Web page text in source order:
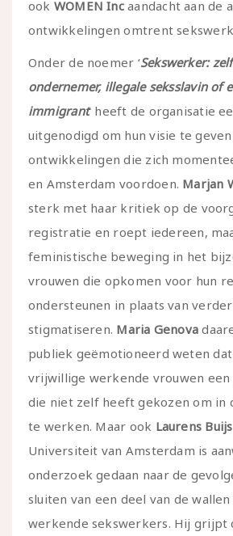
ook WOMEN Incaandacht aan de
ontwikkelingen omtrent
Onder de noemer ‘Sekswerker:
ondernemer, illegale seksslavin of
immigrant‘ heeft de organisatie
uitgenodigd om hun visie te
ontwikkelingen die zich
en Amsterdam voordoen. Marjan
sterk met haar kritiek op de
registratie en roept iedereen,
feministische beweging in het
vrouwen die opkomen voor hun
ondersteunen in plaats van
stigmatiseren. Maria Genova
publiek geëmotioneerd weten
vrijwillige werkende vrouwen
die niet zelf heeft gekozen om in
te werken. Maar ook Laurens Buijs
Universiteit van Amsterdam is
onderzoek gedaan naar de
sluiten van een deel van de
werkende sekswerkers. Hij grijpt